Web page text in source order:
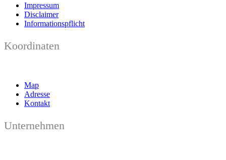
Impressum
Disclaimer
Informationspflicht
Koordinaten
Map
Adresse
Kontakt
Unternehmen